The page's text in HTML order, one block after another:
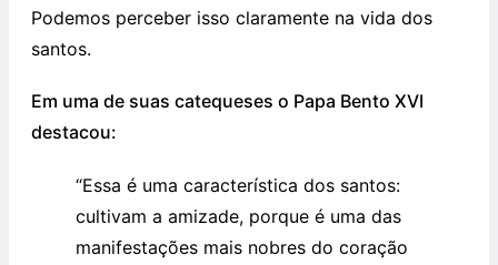
Podemos perceber isso claramente na vida dos
santos.
Em uma de suas catequeses o Papa Bento XVI
destacou:
“Essa é uma característica dos santos:
cultivam a amizade, porque é uma das
manifestações mais nobres do coração